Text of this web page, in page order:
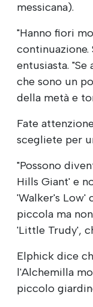
messicana).
"Hanno fiori
entusiasta.
che sono un
della metà e
Fate
scegliete per
"Possono
Hills Giant' e
'Walker's Low'
piccola ma
'Little Trudy',
Elphick dice
l'Alchemilla
piccolo